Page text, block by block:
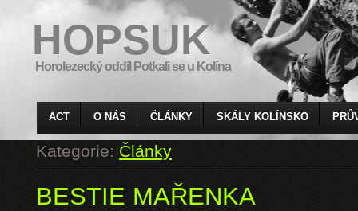
HOPSUK
Horolezecký oddíl Potkali se u Kolína
ACT O NÁS ČLÁNKY SKÁLY KOLÍNSKO
Kategorie:Články
BESTIE MAŘENKA